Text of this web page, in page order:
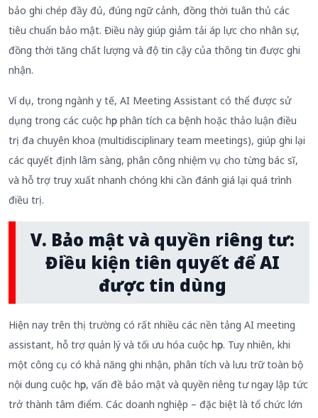
bảo ghi chép đầy đủ, đúng ngữ cảnh, đồng thời tuân thủ các
tiêu chuẩn bảo mật. Điều này giúp giảm tải áp lực cho nhân sự,
đồng thời tăng chất lượng và độ tin cậy của thông tin được ghi
nhận.
Ví dụ, trong ngành y tế, AI Meeting Assistant có thể được sử
dụng trong các cuộc họp phân tích ca bệnh hoặc thảo luận điều
trị đa chuyên khoa (multidisciplinary team meetings), giúp ghi lại
các quyết định lâm sàng, phân công nhiệm vụ cho từng bác sĩ,
và hỗ trợ truy xuất nhanh chóng khi cần đánh giá lại quá trình
điều trị.
V. Bảo mật và quyền riêng tư:
Điều kiện tiên quyết để AI
được tin dùng
Hiện nay trên thị trường có rất nhiều các nền tảng AI meeting
assistant, hỗ trợ quản lý và tối ưu hóa cuộc họp. Tuy nhiên, khi
một công cụ có khả năng ghi nhận, phân tích và lưu trữ toàn bộ
nội dung cuộc họp, vấn đề bảo mật và quyền riêng tư ngay lập tức
trở thành tâm điểm. Các doanh nghiệp – đặc biệt là tổ chức lớn